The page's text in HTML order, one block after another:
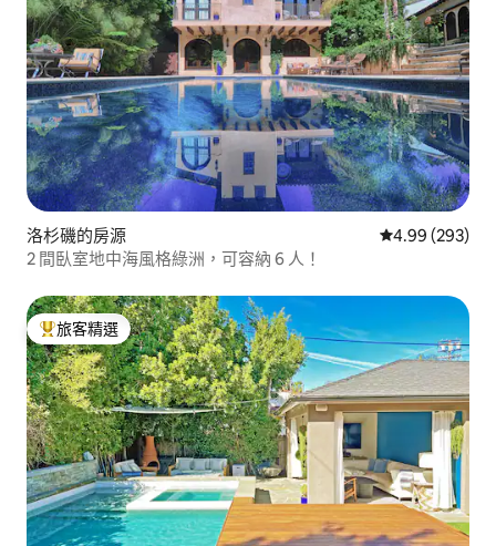
洛杉磯的房源 從 293 則評價
4.99 (293)
2 間臥室地中海風格綠洲，可容納 6 人！
旅客精選榜首
旅客精選